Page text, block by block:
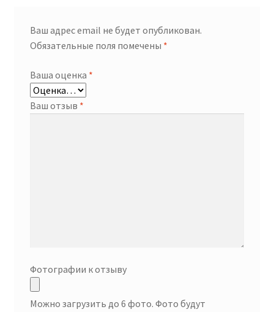
Ваш адрес email не будет опубликован.
Обязательные поля помечены *
Ваша оценка *
Ваш отзыв *
Фотографии к отзыву
Можно загрузить до 6 фото. Фото будут